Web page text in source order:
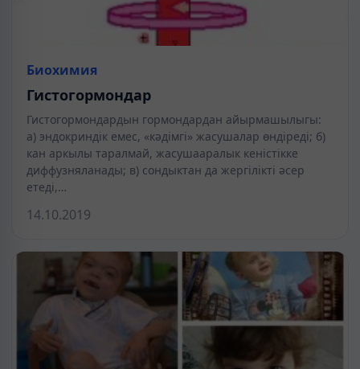
Биохимия
Гистогормондар
Гистогормондардын гормондардан айырмашылыгы:
а) эндокриндік емес, «кәдімгі» жасушалар өндіреді; б)
кан аркылы таралмай, жасушааралык кеністікке
диффузняланады; в) сондыктан да жергілікті әсер
етеді,…
14.10.2019